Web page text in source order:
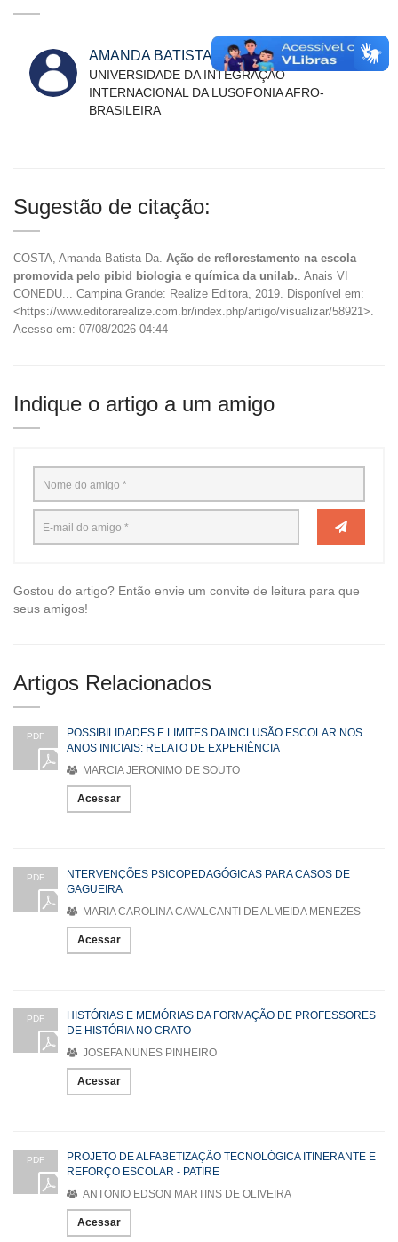
AMANDA BATISTA DA COSTA
UNIVERSIDADE DA INTEGRAÇÃO
INTERNACIONAL DA LUSOFONIA AFRO-
BRASILEIRA
Sugestão de citação:
COSTA, Amanda Batista Da. Ação de reflorestamento na escola
promovida pelo pibid biologia e química da unilab.. Anais VI
CONEDU... Campina Grande: Realize Editora, 2019. Disponível em:
<https://www.editorarealize.com.br/index.php/artigo/visualizar/58921>.
Acesso em: 07/08/2026 04:44
Indique o artigo a um amigo
Gostou do artigo? Então envie um convite de leitura para que
seus amigos!
Artigos Relacionados
PDF
POSSIBILIDADES E LIMITES DA INCLUSÃO ESCOLAR NOS
ANOS INICIAIS: RELATO DE EXPERIÊNCIA
MARCIA JERONIMO DE SOUTO
Acessar
PDF
NTERVENÇÕES PSICOPEDAGÓGICAS PARA CASOS DE
GAGUEIRA
MARIA CAROLINA CAVALCANTI DE ALMEIDA MENEZES
Acessar
PDF
HISTÓRIAS E MEMÓRIAS DA FORMAÇÃO DE PROFESSORES
DE HISTÓRIA NO CRATO
JOSEFA NUNES PINHEIRO
Acessar
PDF
PROJETO DE ALFABETIZAÇÃO TECNOLÓGICA ITINERANTE E
REFORÇO ESCOLAR - PATIRE
ANTONIO EDSON MARTINS DE OLIVEIRA
Acessar